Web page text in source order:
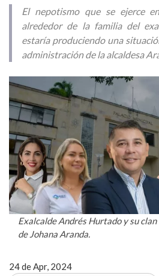
El nepotismo que se ejerce
alrededor de la familia del
estaría produciendo una
administración de la alcaldesa
Exalcalde Andrés Hurtado y su
de Johana Aranda.
24 de Apr, 2024